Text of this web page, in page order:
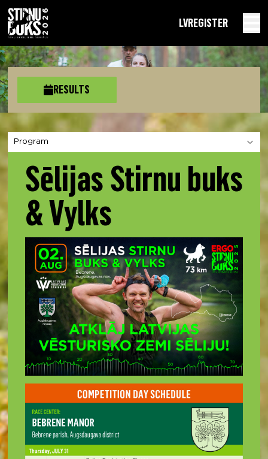
LVREGISTER
RESULTS
Sēlijas Stirnu buks
& Vylks